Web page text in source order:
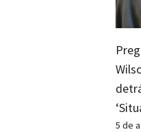
5 de